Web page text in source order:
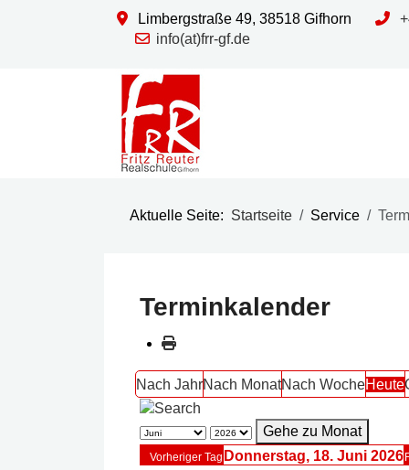
Limbergstraße 49, 38518 Gifhorn
info(at)frr-gf.de
Aktuelle Seite: Startseite Service
Terminkalender
Nach JahrNach MonatNach WocheHeute
Gehe zu Monat
Vorheriger Tag Donnerstag, 18. Juni 2026